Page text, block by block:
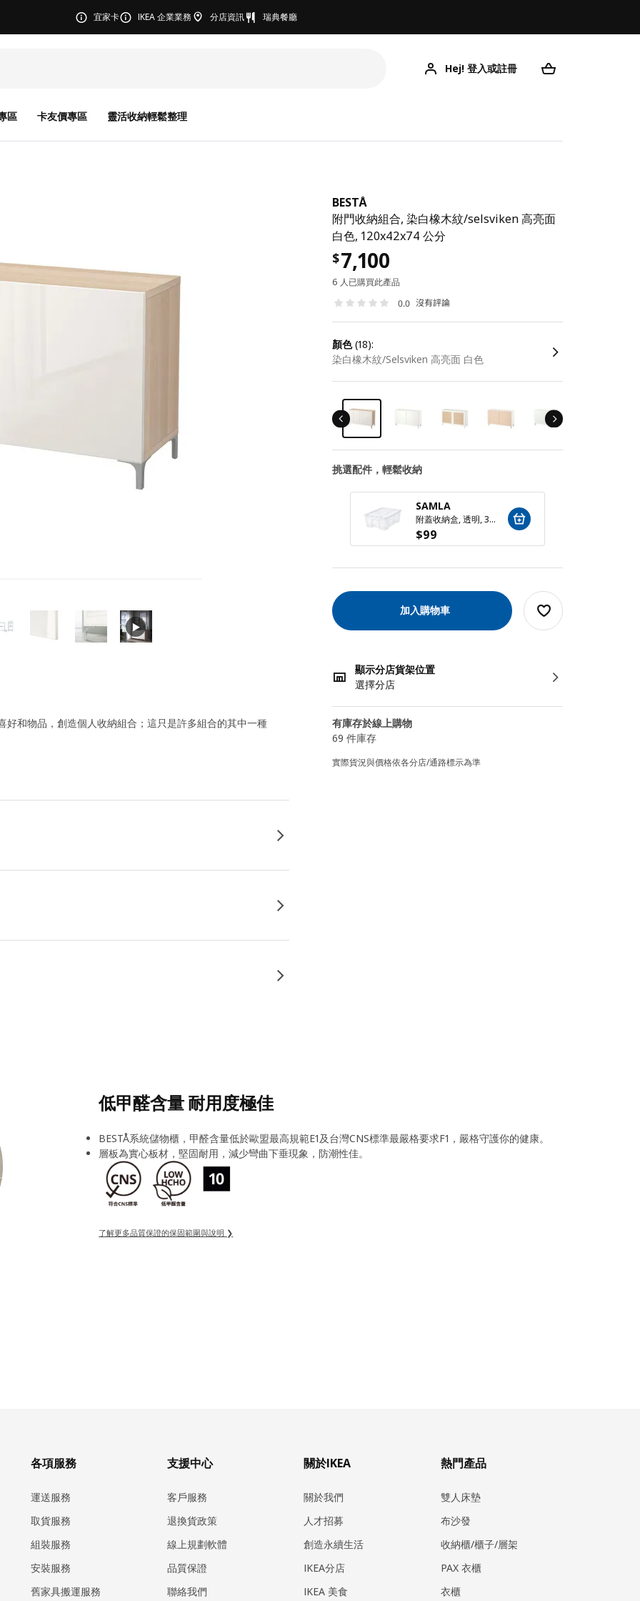
宜家卡 IKEA 企業業務 分店資訊 瑞典餐廳
Hej! 登入或註冊
區 卡友價專區 靈活收納輕鬆整理
BESTÅ
附門收納組合, 染白橡木紋/selsviken 高亮面
白色, 120x42x74 公分
$7,100
6 人已購買此產品
0.0 沒有評論
顏色(18):
染白橡木紋/Selsviken 高亮面 白色
挑選配件，輕鬆收納
SAMLA
附蓋收納盒, 透明, 39x28x14 公分/11 公升
$99
加入購物車
顯示分店貨架位置
選擇分店
有庫存於線上購物
69 件庫存
實際貨況與價格依各分店/通路標示為準
和物品，創造個人收納組合；這只是許多組合的其中一種
低甲醛含量 耐用度極佳
BESTÅ系統儲物櫃，甲醛含量低於歐盟最高規範E1及台灣CNS標準最嚴格要求F1，嚴格守護你的健康。
層板為實心板材，堅固耐用，減少彎曲下垂現象，防潮性佳。
了解更多品質保證的保固範圍與說明 ❯
各項服務
運送服務
取貨服務
組裝服務
安裝服務
​舊家具搬運服務
支援中心
客戶服務
退換貨政策
線上規劃軟體
品質保證
聯絡我們
關於IKEA
關於我們
人才招募
創造永續生活
IKEA分店
IKEA 美食
熱門產品
雙人床墊
布沙發
收納櫃/櫃子/層架
PAX 衣櫃
衣櫃